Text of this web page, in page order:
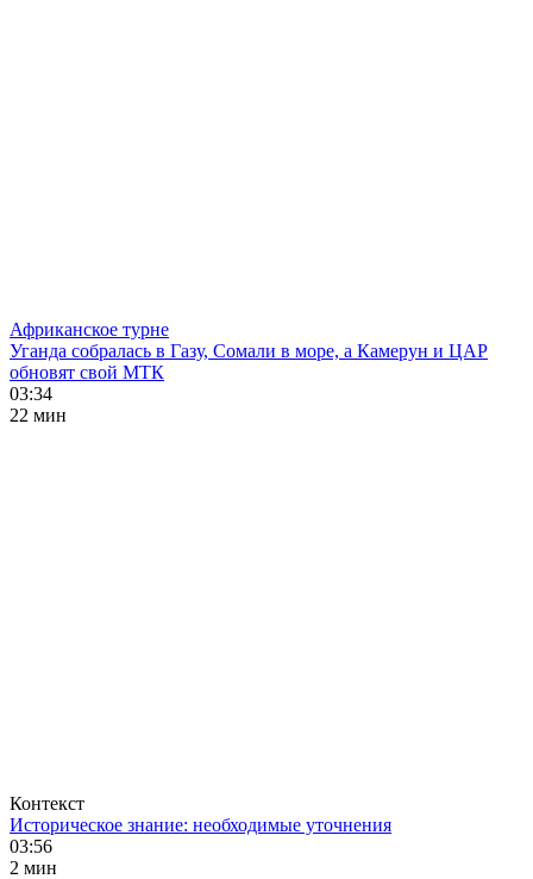
Африканское турне
Уганда собралась в Газу, Сомали в море, а Камерун и ЦАР
обновят свой МТК
03:34
22 мин
Контекст
Историческое знание: необходимые уточнения
03:56
2 мин